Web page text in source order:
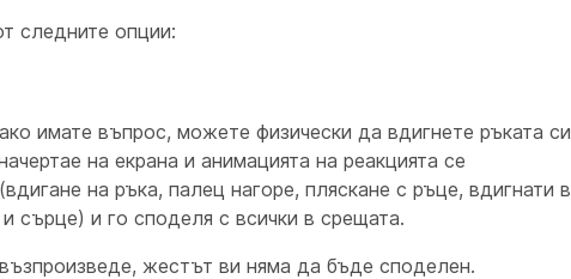
следните опции:
имате въпрос, можете физически да вдигнете ръката си
на екрана и анимацията на реакцията се
на ръка, палец нагоре, пляскане с ръце, вдигнати в
сърце) и го споделя с всички в срещата.
жестът ви няма да бъде споделен.